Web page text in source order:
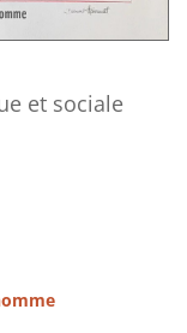
et sociale